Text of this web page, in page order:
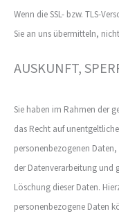
Wenn die SSL- bzw. TLS-
Sie an uns übermitteln,
AUSKUNFT,
Sie haben im Rahmen der
das Recht auf
personenbezogenen
der Datenverarbeitung und
Löschung dieser Daten.
personenbezogene Daten